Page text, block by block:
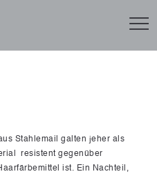
Stahlemail galten jeher als
resistent gegenüber
ist. Ein Nachteil,